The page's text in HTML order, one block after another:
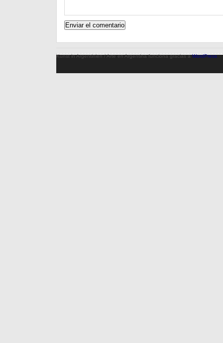
Kunst in Argentinien / Arte en Argentina funciona gracias aWordPress